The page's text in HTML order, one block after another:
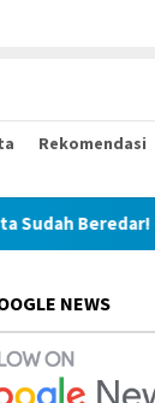
Rekomendasi
Saling
NEWS